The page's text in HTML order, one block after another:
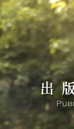
跳到主要內容區塊